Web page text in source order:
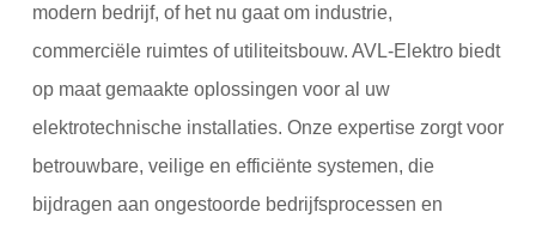
modern bedrijf, of het nu gaat om industrie,
commerciële ruimtes of utiliteitsbouw. AVL-Elektro biedt
op maat gemaakte oplossingen voor al uw
elektrotechnische installaties. Onze expertise zorgt voor
betrouwbare, veilige en efficiënte systemen, die
bijdragen aan ongestoorde bedrijfsprocessen en